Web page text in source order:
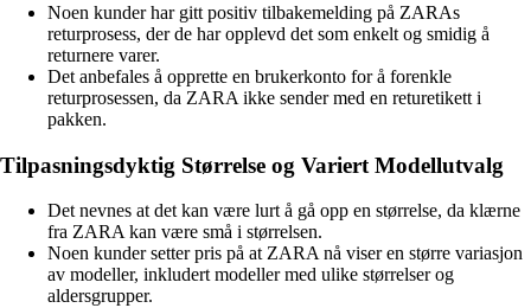
Noen kunder har gitt positiv tilbakemelding på ZARAs
returprosess, der de har opplevd det som enkelt og smidig å
returnere varer.
Det anbefales å opprette en brukerkonto for å forenkle
returprosessen, da ZARA ikke sender med en returetikett i
pakken.
Tilpasningsdyktig Størrelse og Variert Modellutvalg
Det nevnes at det kan være lurt å gå opp en størrelse, da klærne
fra ZARA kan være små i størrelsen.
Noen kunder setter pris på at ZARA nå viser en større variasjon
av modeller, inkludert modeller med ulike størrelser og
aldersgrupper.